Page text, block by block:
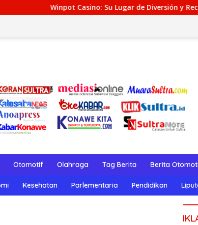
Lugar de Diversión y Recompensas Genuinos
Otomotif Olahraga Tag Berita Berita
Kesehatan Parlementaria Pendidikan